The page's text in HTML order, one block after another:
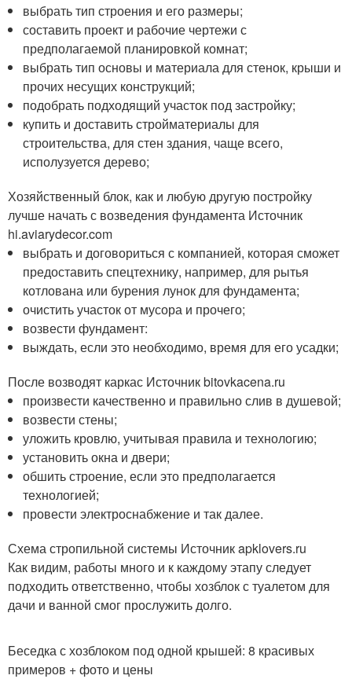
выбрать тип строения и его размеры;
составить проект и рабочие чертежи с
предполагаемой планировкой комнат;
выбрать тип основы и материала для стенок, крыши и
прочих несущих конструкций;
подобрать подходящий участок под застройку;
купить и доставить стройматериалы для
строительства, для стен здания, чаще всего,
исполузуется дерево;
Хозяйственный блок, как и любую другую постройку
лучше начать с возведения фундамента Источник
hi.aviarydecor.com
выбрать и договориться с компанией, которая сможет
предоставить спецтехнику, например, для рытья
котлована или бурения лунок для фундамента;
очистить участок от мусора и прочего;
возвести фундамент:
выждать, если это необходимо, время для его усадки;
После возводят каркас Источник bitovkacena.ru
произвести качественно и правильно слив в душевой;
возвести стены;
уложить кровлю, учитывая правила и технологию;
установить окна и двери;
обшить строение, если это предполагается
технологией;
провести электроснабжение и так далее.
Схема стропильной системы Источник apklovers.ru
Как видим, работы много и к каждому этапу следует
подходить ответственно, чтобы хозблок с туалетом для
дачи и ванной смог прослужить долго.
Беседка с хозблоком под одной крышей: 8 красивых
примеров + фото и цены